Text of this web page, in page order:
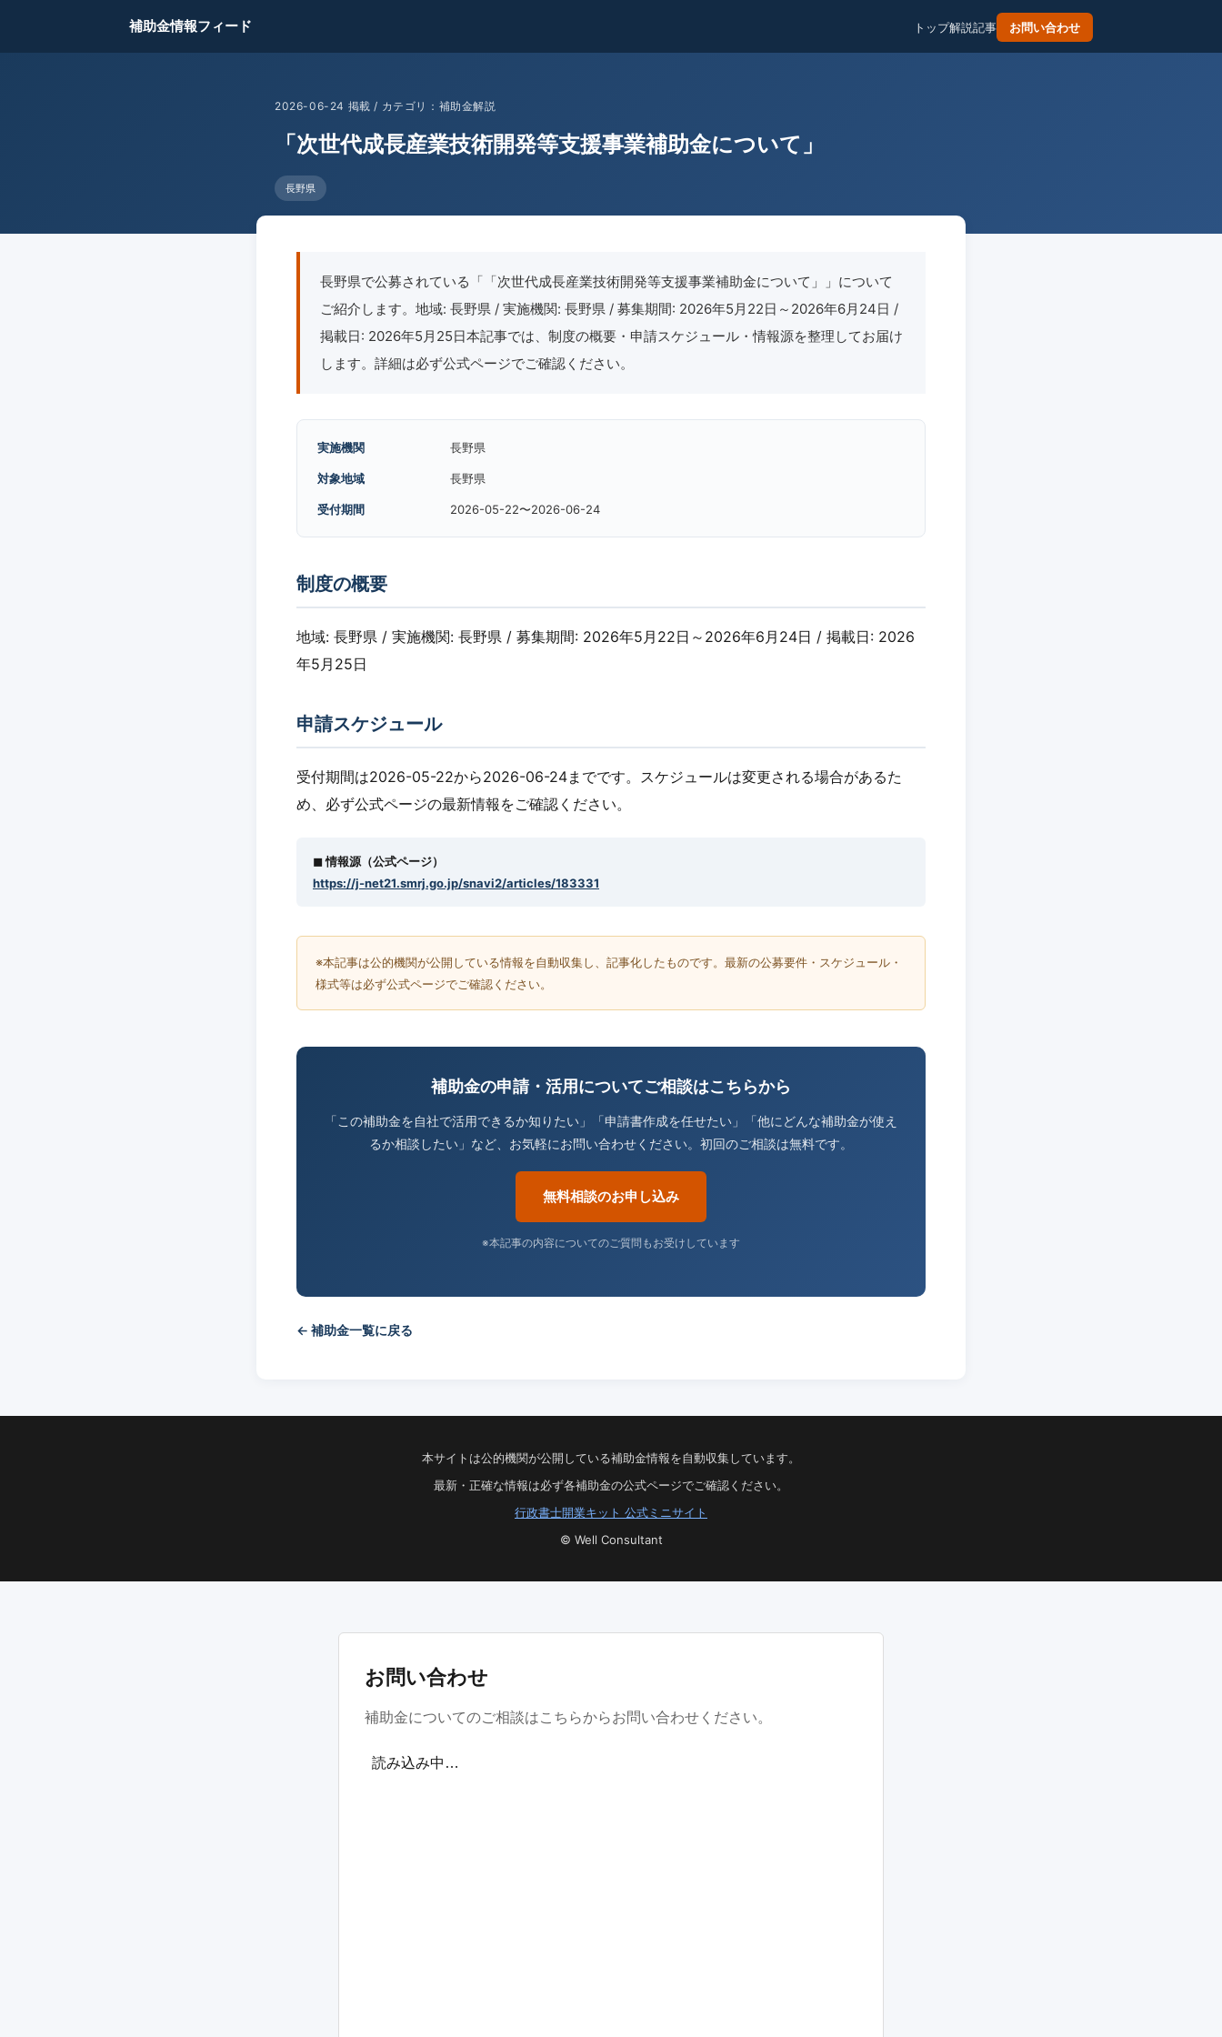
補助金情報フィード トップ解説記事 お問い合わせ
2026-06-24 掲載 / カテゴリ：補助金解説
「次世代成長産業技術開発等支援事業補助金について」
長野県
長野県で公募されている「「次世代成長産業技術開発等支援事業補助金について」」について
ご紹介します。地域: 長野県 / 実施機関: 長野県 / 募集期間: 2026年5月22日～2026年6月24日 /
掲載日: 2026年5月25日本記事では、制度の概要・申請スケジュール・情報源を整理してお届け
します。詳細は必ず公式ページでご確認ください。
実施機関 長野県
対象地域 長野県
受付期間 2026-05-22〜2026-06-24
制度の概要
地域: 長野県 / 実施機関: 長野県 / 募集期間: 2026年5月22日～2026年6月24日 / 掲載日: 2026
年5月25日
申請スケジュール
受付期間は2026-05-22から2026-06-24までです。スケジュールは変更される場合があるた
め、必ず公式ページの最新情報をご確認ください。
◼︎ 情報源（公式ページ）
https://j-net21.smrj.go.jp/snavi2/articles/183331
※本記事は公的機関が公開している情報を自動収集し、記事化したものです。最新の公募要件・スケジュール・
様式等は必ず公式ページでご確認ください。
補助金の申請・活用についてご相談はこちらから
「この補助金を自社で活用できるか知りたい」「申請書作成を任せたい」「他にどんな補助金が使え
るか相談したい」など、お気軽にお問い合わせください。初回のご相談は無料です。
無料相談のお申し込み
※本記事の内容についてのご質問もお受けしています
← 補助金一覧に戻る
本サイトは公的機関が公開している補助金情報を自動収集しています。
最新・正確な情報は必ず各補助金の公式ページでご確認ください。
行政書士開業キット 公式ミニサイト
© Well Consultant
お問い合わせ
補助金についてのご相談はこちらからお問い合わせください。